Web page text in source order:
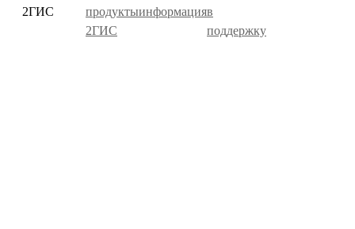
2ГИС
продукты
2ГИС
информацияв
поддержку